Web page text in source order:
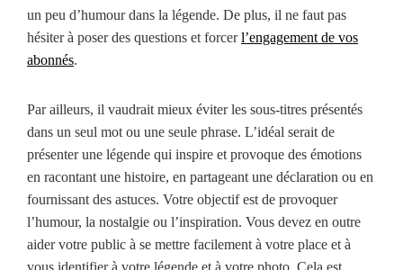
un peu d’humour dans la légende. De plus, il ne faut pas
hésiter à poser des questions et forcerl’engagement de vos
abonnés.
Par ailleurs, il vaudrait mieux éviter les sous-titres présentés
dans un seul mot ou une seule phrase. L’idéal serait de
présenter une légende qui inspire et provoque des émotions
en racontant une histoire, en partageant une déclaration ou en
fournissant des astuces. Votre objectif est de provoquer
l’humour, la nostalgie ou l’inspiration. Vous devez en outre
aider votre public à se mettre facilement à votre place et à
vous identifier à votre légende et à votre photo. Cela est